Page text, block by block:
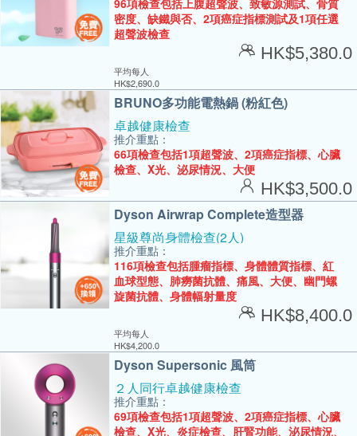
96項檢查包括上腹超聲波、致敏源測試、骨質
密度、缺鐵與否、2項癌症指標測試及1項任選
超聲波檢查
HK$5,380.0
平均每人
HK$2,690.0
BRUNO多功能電熱鍋 (粉紅色)
卓越健康檢查
推介重點：
66項檢查包括1項超聲波、2項癌症指標、心臟
檢查、X光、泌尿情況、大便
HK$3,500.0
Dyson Airwrap Complete造型器
星級尊尚身體檢查(2人)
推介重點：
116項檢查包括腫瘤指標、身體體質指標、紅
血球型態、肺癆菌抗體、痛風、大便、幽門螺
旋菌抗體、身體幅射量度
HK$8,400.0
平均每人
HK$4,200.0
Dyson Supersonic 風筒
２人同行卓越健康檢查
推介重點：
69項檢查包括1項超聲波、2項癌症指標、心臟
檢查、X光、炎症檢查、肝腎功能、泌尿情況、